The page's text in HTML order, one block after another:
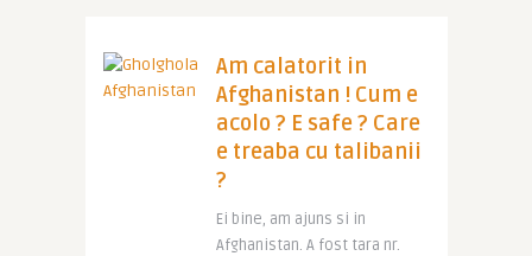
Am calatorit in
Afghanistan ! Cum e
acolo ? E safe ? Care
e treaba cu talibanii
?
Ei bine, am ajuns si in
Afghanistan. A fost tara nr.